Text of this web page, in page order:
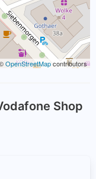
OpenStreetMapcontributors
Shop